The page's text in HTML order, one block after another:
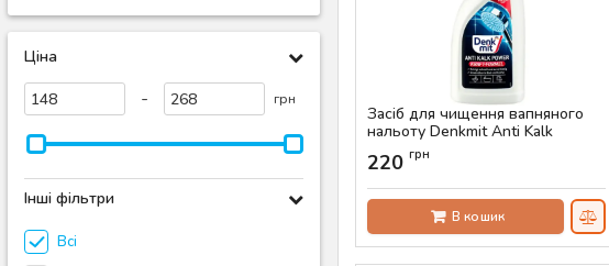
Ціна
- грн
Інші фільтри
Всі
Засіб для чищення вапняного
нальоту Denkmit Anti Kalk
Power, 750 мл
Артикул:
220 грн
В кошик